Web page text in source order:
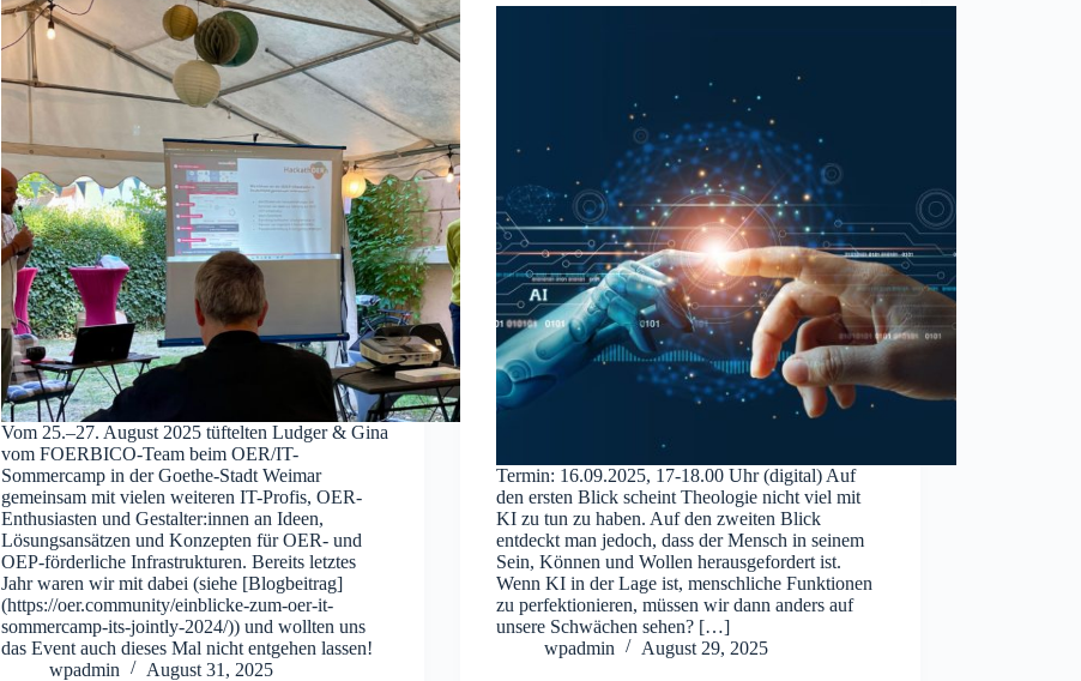
Vom 25.–27. August 2025 tüftelten Ludger & Gina
vom FOERBICO-Team beim OER/IT-
Sommercamp in der Goethe-Stadt Weimar
gemeinsam mit vielen weiteren IT-Profis, OER-
Enthusiasten und Gestalter:innen an Ideen,
Lösungsansätzen und Konzepten für OER- und
OEP-förderliche Infrastrukturen. Bereits letztes
Jahr waren wir mit dabei (siehe [Blogbeitrag]
(https://oer.community/einblicke-zum-oer-it-
sommercamp-its-jointly-2024/)) und wollten uns
das Event auch dieses Mal nicht entgehen lassen!
wpadmin
August 31, 2025
Termin: 16.09.2025, 17-18.00 Uhr (digital) Auf
den ersten Blick scheint Theologie nicht viel mit
KI zu tun zu haben. Auf den zweiten Blick
entdeckt man jedoch, dass der Mensch in seinem
Sein, Können und Wollen herausgefordert ist.
Wenn KI in der Lage ist, menschliche Funktionen
zu perfektionieren, müssen wir dann anders auf
unsere Schwächen sehen? […]
wpadmin
August 29, 2025